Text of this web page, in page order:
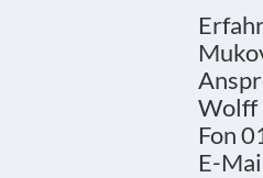
Wolff
Fon
E-